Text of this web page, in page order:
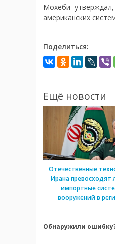
Мохеби
американских
Поделиться:
Ещё новости
Отечественные
Ирана превосходят
импортные
вооружений в
Обнаружили